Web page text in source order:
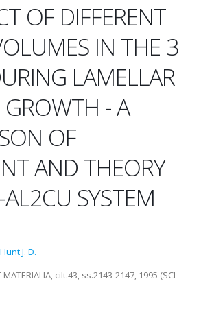
OF DIFFERENT
IN THE 3
LAMELLAR
GROWTH - A
OF
AND THEORY
SYSTEM
Hunt J. D.
MATERIALIA, cilt.43, ss.2143-2147, 1995 (SCI-